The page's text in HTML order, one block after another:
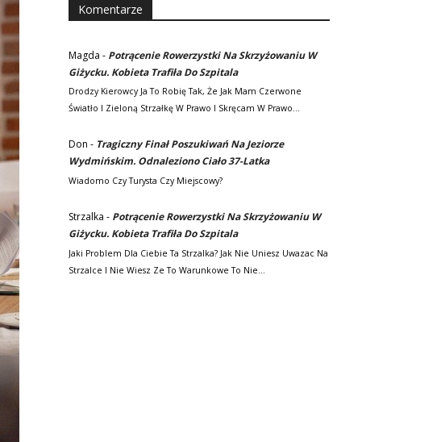
Komentarze
Magda - Potrącenie Rowerzystki Na Skrzyżowaniu W
Giżycku. Kobieta Trafiła Do Szpitala
Drodzy Kierowcy Ja To Robię Tak, Że Jak Mam Czerwone
Światło I Zieloną Strzałkę W Prawo I Skręcam W Prawo…
Don - Tragiczny Finał Poszukiwań Na Jeziorze
Wydmińskim. Odnaleziono Ciało 37-Latka
Wiadomo Czy Turysta Czy Miejscowy?
Strzalka - Potrącenie Rowerzystki Na Skrzyżowaniu W
Giżycku. Kobieta Trafiła Do Szpitala
Jaki Problem Dla Ciebie Ta Strzalka? Jak Nie Uniesz Uwazac Na
Strzalce I Nie Wiesz Ze To Warunkowe To Nie…